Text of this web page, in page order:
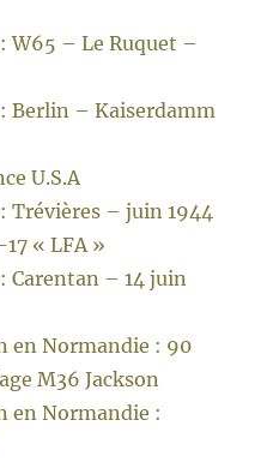
W65 – Le Ruquet –
Berlin – Kaiserdamm
U.S.A
Trévières – juin 1944
« LFA »
Carentan – 14 juin
en Normandie : 90
M36 Jackson
en Normandie :